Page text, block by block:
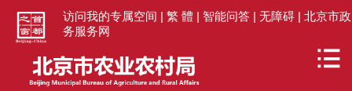
访问我的专属空间 | 繁 體 | 智能问答 | 无障碍 | 北京市政
务服务网